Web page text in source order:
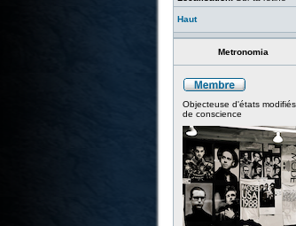
Haut
Metronomia
Objecteuse d'états modifiés
de conscience